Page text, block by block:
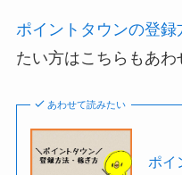
ポイントタウンの登録
たい方はこちらもあわ
あわせて読みたい
ポイ